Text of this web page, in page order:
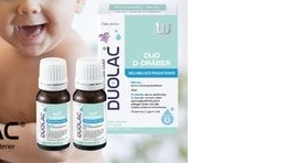
D-vitamin findes
følges bredt.